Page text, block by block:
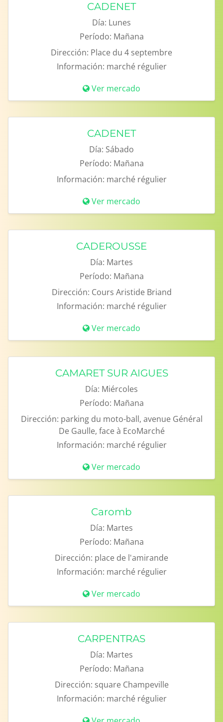
CADENET
Día: Lunes
Período: Mañana
Dirección: Place du 4 septembre
Información: marché régulier
Ver mercado
CADENET
Día: Sábado
Período: Mañana
Información: marché régulier
Ver mercado
CADEROUSSE
Día: Martes
Período: Mañana
Dirección: Cours Aristide Briand
Información: marché régulier
Ver mercado
CAMARET SUR AIGUES
Día: Miércoles
Período: Mañana
Dirección: parking du moto-ball, avenue Général
De Gaulle, face à EcoMarché
Información: marché régulier
Ver mercado
Caromb
Día: Martes
Período: Mañana
Dirección: place de l'amirande
Información: marché régulier
Ver mercado
CARPENTRAS
Día: Martes
Período: Mañana
Dirección: square Champeville
Información: marché régulier